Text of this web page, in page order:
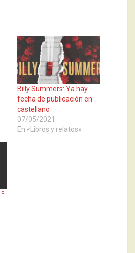
Billy Summers: Ya hay
fecha de publicación en
castellano
07/05/2021
En «Libros y relatos»